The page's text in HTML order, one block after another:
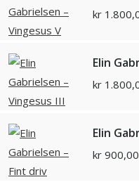
kr
Elin
kr
Elin
kr 900,00